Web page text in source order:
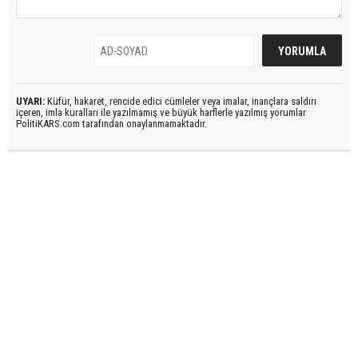
UYARI: Küfür, hakaret, rencide edici cümleler veya imalar, inançlara saldırı
içeren, imla kuralları ile yazılmamış ve büyük harflerle yazılmış yorumlar
PolitiKARS.com tarafından onaylanmamaktadır.